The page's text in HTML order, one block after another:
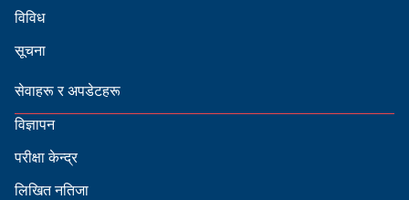
विविध
सूचना
सेवाहरू र अपडेटहरू
विज्ञापन
परीक्षा केन्द्र
लिखित नतिजा